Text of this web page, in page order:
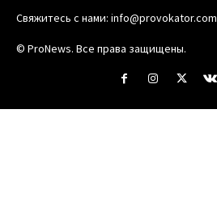
Свяжитесь с нами:
© ProNews. Все права защищены.